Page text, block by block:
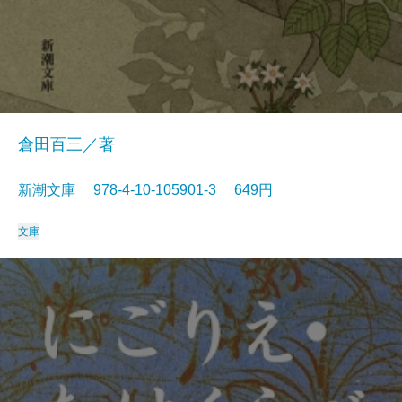
倉田百三／著
新潮文庫 978-4-10-105901-3 649円
文庫